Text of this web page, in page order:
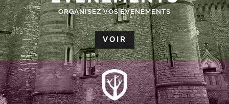
ORGANISEZ VOS EVENEMENTS
VOIR